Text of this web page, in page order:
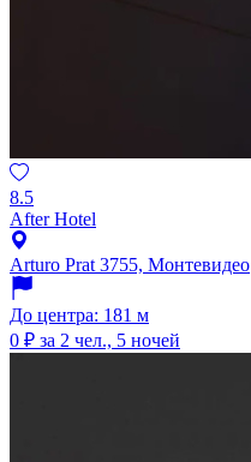
8.5
After Hotel
Arturo Prat 3755, Монтевидео
До центра: 181 м
0 ₽ за 2 чел., 5 ночей